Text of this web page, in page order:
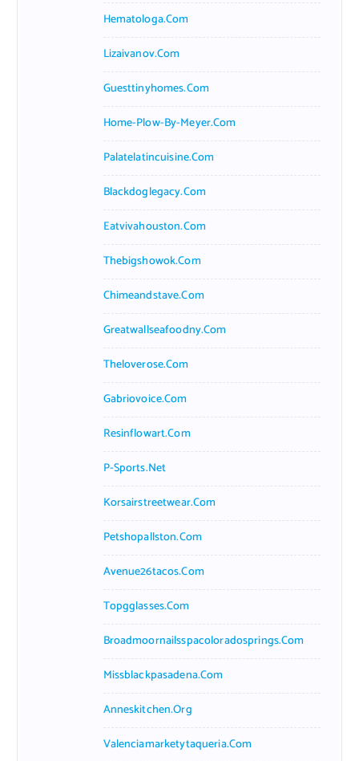
Hematologa.com
Lizaivanov.com
Guesttinyhomes.com
Home-Plow-By-Meyer.com
Palatelatincuisine.com
Blackdoglegacy.com
Eatvivahouston.com
Thebigshowok.com
Chimeandstave.com
Greatwallseafoodny.com
Theloverose.com
Gabriovoice.com
Resinflowart.com
P-Sports.net
Korsairstreetwear.com
Petshopallston.com
Avenue26tacos.com
Topgglasses.com
Broadmoornailsspacoloradosprings.com
Missblackpasadena.com
Anneskitchen.org
Valenciamarketytaqueria.com